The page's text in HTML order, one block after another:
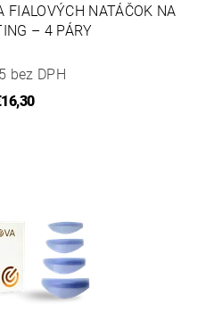
FIALOVÝCH NATÁČOK NA
– 4 PÁRY
bez DPH